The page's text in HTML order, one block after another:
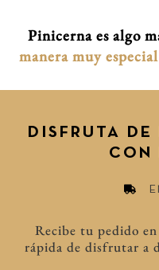
Pinicerna es algo
manera muy
DISFRUTA
CON
Recibe tu pedido
rápida de disfrutar a